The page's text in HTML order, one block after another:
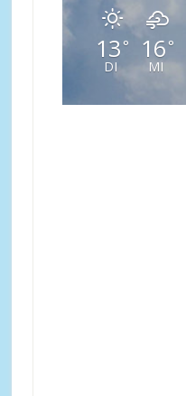
13°
DI
16 °
MI